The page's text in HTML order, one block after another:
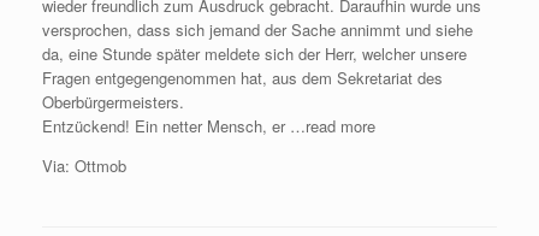
wieder freundlich zum Ausdruck gebracht. Daraufhin wurde uns
versprochen, dass sich jemand der Sache annimmt und siehe
da, eine Stunde später meldete sich der Herr, welcher unsere
Fragen entgegengenommen hat, aus dem Sekretariat des
Oberbürgermeisters.
Entzückend! Ein netter Mensch, er …read more
Via: Ottmob